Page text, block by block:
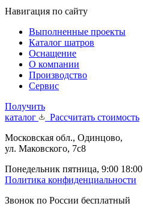
Навигация по сайту
Выполненные проекты
Каталог шатров
Оснащение
О компании
Производство
Сервис
Получить
каталог
Рассчитать стоимость
Московская обл., Одинцово,
ул. Маковского, 7с8
Понедельник пятница, 9:00 18:00
Политика конфиденциальности
Звонок по России бесплатный